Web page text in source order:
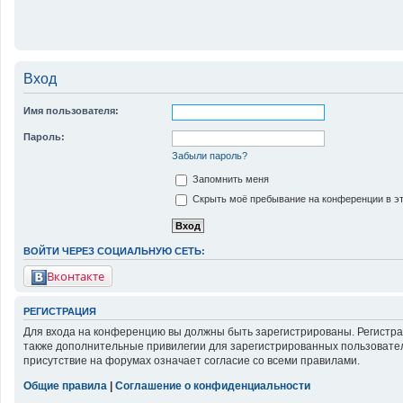
Вход
Имя пользователя:
Пароль:
Забыли пароль?
Запомнить меня
Скрыть моё пребывание на конференции в
ВОЙТИ ЧЕРЕЗ СОЦИАЛЬНУЮ СЕТЬ:
Вконтакте
РЕГИСТРАЦИЯ
Для входа на конференцию вы должны быть зарегистрированы.
также дополнительные привилегии для зарегистрированных
присутствие на форумах означает согласие со всеми правилами.
Общие правила
Соглашение о конфиденциальности